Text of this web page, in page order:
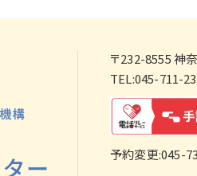
〒232-8555神
TEL:045-711-
予約変更:045-